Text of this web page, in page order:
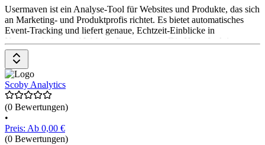
Usermaven ist ein Analyse-Tool für Websites und Produkte, das sich
an Marketing- und Produktprofis richtet. Es bietet automatisches
Event-Tracking und liefert genaue, Echtzeit-Einblicke in
Nutzerverhalten und Website-Performance. Die Hauptfunktionen
umfassen Website-Analyse, Produktanalyse, Segmentierung und
Attributionsmodelle. Mit Usermaven können Anwender*innen
Marketing- und Produktstrategien optimieren und datengesteuerte
Entscheidungen treffen. Das Pricing-Modell von Usermaven ist
nicht angegeben. Es bietet jedoch eine kostenlose Anmeldung und
eine Demo-Version.
Scoby Analytics
(0 Bewertungen)
•
Preis: Ab 0,00 €
(0 Bewertungen)